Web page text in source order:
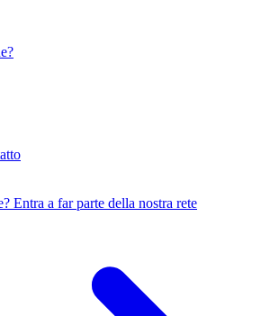
Entra a far parte della nostra rete